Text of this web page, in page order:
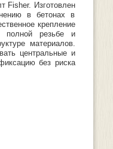
Fisher. Изготовлен
в бетонах в
крепление
полной резьбе и
материалов.
центральные и
без риска